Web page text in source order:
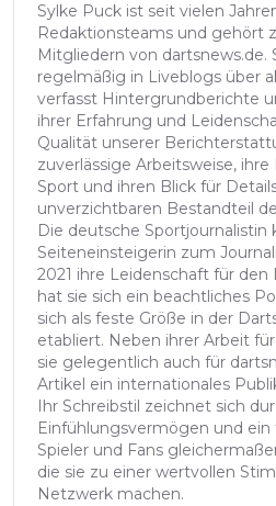
Sylke Puck ist seit vielen
Redaktionsteams und gehört
Mitgliedern von dartsnews.de.
regelmäßig in Liveblogs über
verfasst Hintergrundberichte
ihrer Erfahrung und
Qualität unserer
zuverlässige Arbeitsweise,
Sport und ihren Blick für
unverzichtbaren Bestandteil
Die deutsche Sportjournalistin
Seiteneinsteigerin zum
2021 ihre Leidenschaft für den
hat sie sich ein beachtliches
sich als feste Größe in der
etabliert. Neben ihrer Arbeit
sie gelegentlich auch für
Artikel ein internationales
Ihr Schreibstil zeichnet sich
Einfühlungsvermögen und ein
Spieler und Fans
die sie zu einer wertvollen
Netzwerk machen.